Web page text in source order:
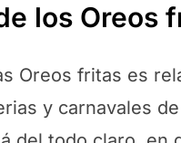
los Oreos
Oreos fritas es
y carnavales